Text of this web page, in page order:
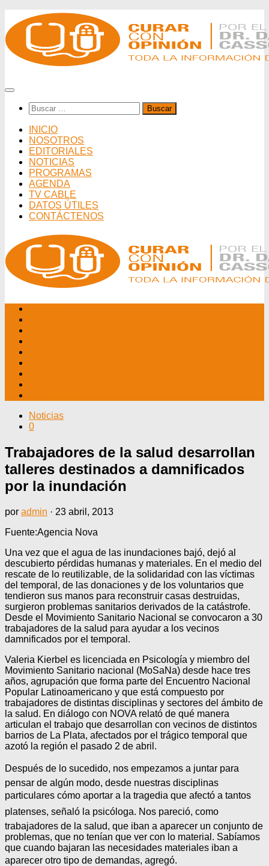
al
contenido
Buscar:
INICIO
NOSOTROS
EDITORIALES
NOTICIAS
PROGRAMAS
AGENDA
TV CABLE
DATOS ÚTILES
CONTÁCTENOS
Noticias
0
Trabajadores de la salud desarrollan
talleres destinados a damnificados
por la inundación
por admin · 23 abril, 2013
Fuente:Agencia Nova
Una vez que el agua de las inundaciones bajó, dejó al
descubierto pérdidas humanas y materiales. En el medio del
rescate de lo reutilizable, de la solidaridad con las víctimas
del temporal, de las donaciones y de los voluntarios que
tendieron sus manos para reconstruir casas destruidas,
surgieron problemas sanitarios derivados de la catástrofe.
Desde el Movimiento Sanitario Nacional se convocaron a 30
trabajadores de la salud para ayudar a los vecinos
damnificados por el temporal.
Valeria Kierbel es licenciada en Psicología y miembro del
Movimiento Sanitario nacional (MoSaNa) desde hace tres
años, agrupación que forma parte del Encuentro Nacional
Popular Latinoamericano y que está compuesto por
trabajadores de distintas disciplinas y sectores del ámbito de
la salud. En diálogo con NOVA relató de qué manera
articulan el trabajo que desarrollan con vecinos de distintos
barrios de La Plata, afectados por el trágico temporal que
azotó la región el pasado 2 de abril.
Después de lo sucedido, nos empezamos a juntar para
pensar de algún modo, desde nuestras disciplinas
particulares cómo aportar a la tragedia que afectó a tantos
platenses, señaló la psicóloga. Nos pareció, como
trabajadores de la salud, que iban a aparecer un conjunto de
problemas, que no tenían que ver con lo material. Sabíamos
que cuando bajaran las necesidades materiales iban a
aparecer otro tipo de demandas, agregó.